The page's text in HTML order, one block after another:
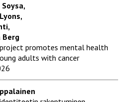
Berg
promotes mental health
adults with cancer